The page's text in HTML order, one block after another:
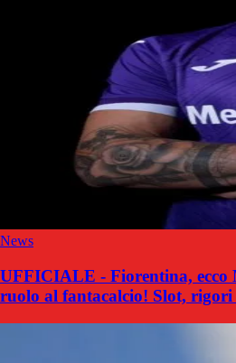
News
UFFICIALE - Fiorentina, ecco
ruolo al fantacalcio! Slot, rigori